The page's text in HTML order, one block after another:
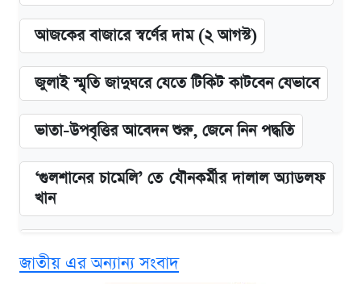
আজকের বাজারে স্বর্ণের দাম (২ আগস্ট)
জুলাই স্মৃতি জাদুঘরে যেতে টিকিট কাটবেন যেভাবে
ভাতা-উপবৃত্তির আবেদন শুরু, জেনে নিন পদ্ধতি
‘গুলশানের চামেলি’ তে যৌনকর্মীর দালাল অ্যাডলফ
খান
দাম ও ফিচার
জাতীয় এর অন্যান্য সংবাদ